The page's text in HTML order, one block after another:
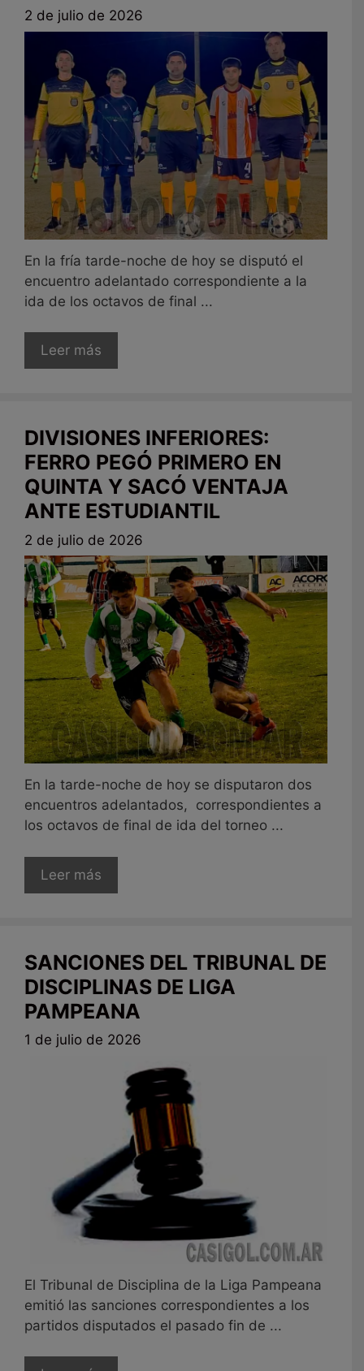
2 de julio de 2026
En la fría tarde-noche de hoy se disputó el
encuentro adelantado correspondiente a la
ida de los octavos de final ...
Leer más
DIVISIONES INFERIORES:
FERRO PEGÓ PRIMERO EN
QUINTA Y SACÓ VENTAJA
ANTE ESTUDIANTIL
2 de julio de 2026
En la tarde-noche de hoy se disputaron dos
encuentros adelantados, correspondientes a
los octavos de final de ida del torneo ...
Leer más
SANCIONES DEL TRIBUNAL DE
DISCIPLINAS DE LIGA
PAMPEANA
1 de julio de 2026
El Tribunal de Disciplina de la Liga Pampeana
emitió las sanciones correspondientes a los
partidos disputados el pasado fin de ...